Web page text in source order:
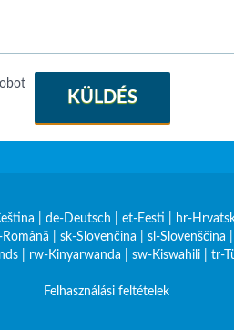
KÜLDÉS
de-Deutsch et-Eesti
hr-
Română sk-Slovenčina sl-Slovenščina
rw-Kinyarwanda sw-Kiswahili tr-
Felhasználási feltételek